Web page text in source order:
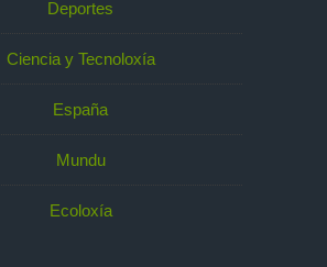
Deportes
Ciencia y Tecnoloxía
España
Mundu
Ecoloxía